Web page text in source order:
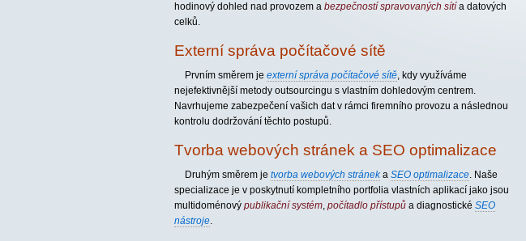
hodinový dohled nad provozem a bezpečností spravovaných sítí a datových
celků.
Externí správa počítačové sítě
Prvním směrem je externí správa počítačové sítě, kdy využíváme
nejefektivnější metody outsourcingu s vlastním dohledovým centrem.
Navrhujeme zabezpečení vašich dat v rámci firemního provozu a následnou
kontrolu dodržování těchto postupů.
Tvorba webových stránek a SEO optimalizace
Druhým směrem je tvorba webových stráneka SEO optimalizace. Naše
specializace je v poskytnutí kompletního portfolia vlastních aplikací jako jsou
multidoménový publikační systém, počítadlo přístupů a diagnostické SEO
nástroje.